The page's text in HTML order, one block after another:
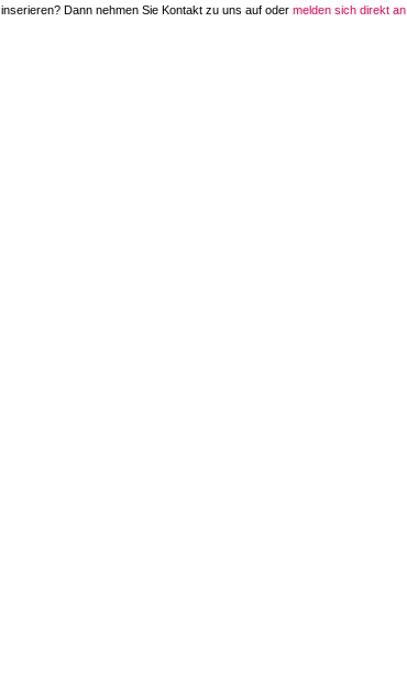
inserieren? Dann nehmen Sie Kontakt zu uns auf odermelden sich direkt an